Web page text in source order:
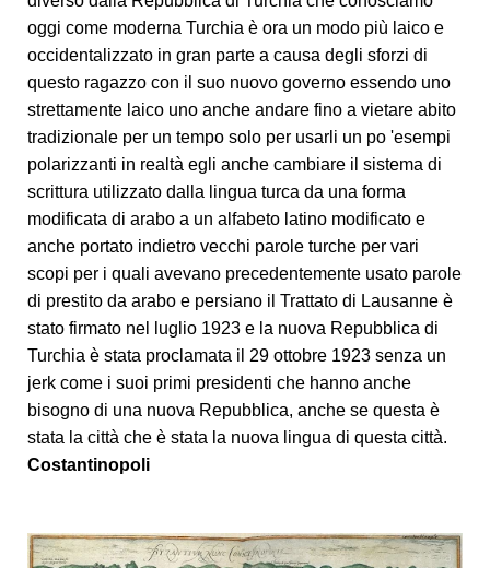
oggi come moderna Turchia è ora un modo più laico e
occidentalizzato in gran parte a causa degli sforzi di
questo ragazzo con il suo nuovo governo essendo uno
strettamente laico uno anche andare fino a vietare abito
tradizionale per un tempo solo per usarli un po 'esempi
polarizzanti in realtà egli anche cambiare il sistema di
scrittura utilizzato dalla lingua turca da una forma
modificata di arabo a un alfabeto latino modificato e
anche portato indietro vecchi parole turche per vari
scopi per i quali avevano precedentemente usato parole
di prestito da arabo e persiano il Trattato di Lausanne è
stato firmato nel luglio 1923 e la nuova Repubblica di
Turchia è stata proclamata il 29 ottobre 1923 senza un
jerk come i suoi primi presidenti che hanno anche
bisogno di una nuova Repubblica, anche se questa è
stata la città che è stata la nuova lingua di questa città.
Costantinopoli